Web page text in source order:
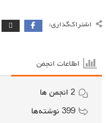
اشتراک‌گذاری:
اطلاعات انجمن
2 انجمن ها
399 نوشته‌ها